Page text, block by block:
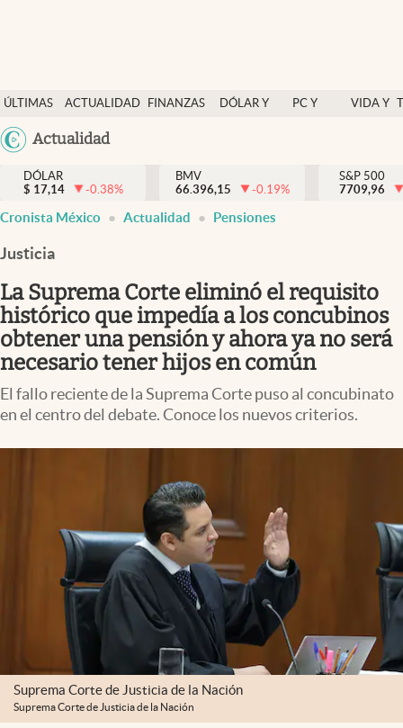
ÚLTIMAS
NOTICIAS
ACTUALIDAD
FINANZAS
DÓLAR Y
PC Y
VIDA Y
México
Actualidad
Actualidad
Finanzas y economía
Dólar y mercados
Pc y celular
Vida y estilo
Clima
Espiritualidad
México
DÓLAR
$ 17,14 -0.38%
BMV
66.396,15
-0.19%
S&P 500
7709,96
Cronista México Actualidad Pensiones
Justicia
La Suprema Corte eliminó el requisito
histórico que impedía a los concubinos
obtener una pensión y ahora ya no será
necesario tener hijos en común
El fallo reciente de la Suprema Corte puso al concubinato
en el centro del debate. Conoce los nuevos criterios.
Suprema Corte de Justicia de la Nación
Suprema Corte de Justicia de la Nación